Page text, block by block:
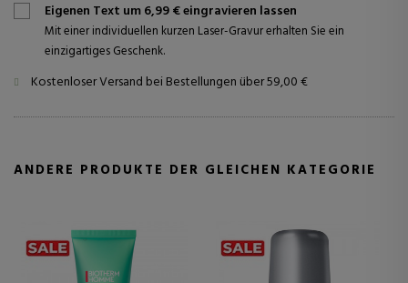
Eigenen Text um 6,99 € eingravieren lassen
Mit einer individuellen kurzen Laser-Gravur erhalten Sie ein
einzigartiges Geschenk.
Kostenloser Versand bei Bestellungen über 59,00 €
ANDERE PRODUKTE DER GLEICHEN KATEGORIE